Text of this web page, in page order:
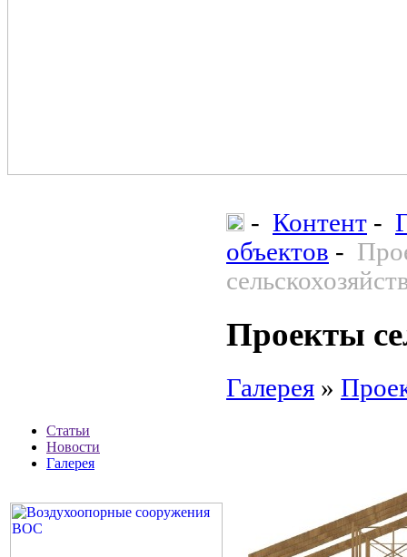
Статьи
Новости
Галерея
- Контент -
объектов -
Проекты
Галерея »